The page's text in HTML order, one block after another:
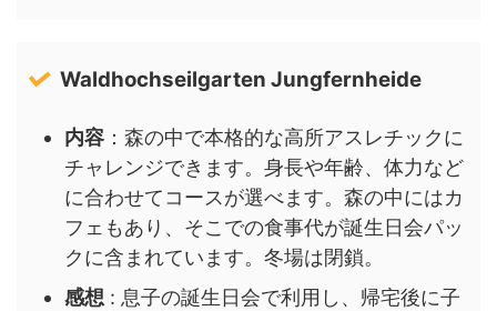
Waldhochseilgarten Jungfernheide
内容：森の中で本格的な高所アスレチックに
チャレンジできます。身長や年齢、体力など
に合わせてコースが選べます。森の中にはカ
フェもあり、そこでの食事代が誕生日会パッ
クに含まれています。冬場は閉鎖。
感想: 息子の誕生日会で利用し、帰宅後に子